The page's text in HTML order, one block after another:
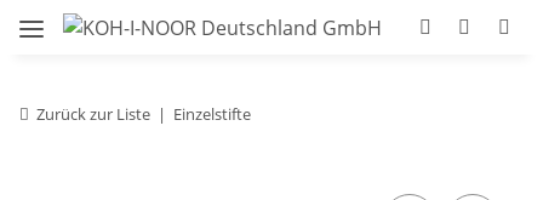
Zurück zur Liste Einzelstifte